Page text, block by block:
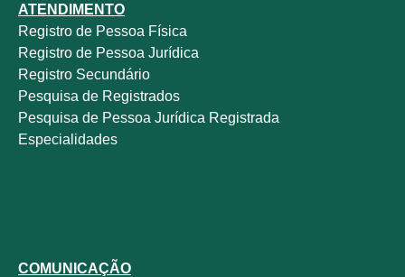
ATENDIMENTO
Registro de Pessoa Física
Registro de Pessoa Jurídica
Registro Secundário
Pesquisa de Registrados
Pesquisa de Pessoa Jurídica Registrada
Especialidades
COMUNICAÇÃO